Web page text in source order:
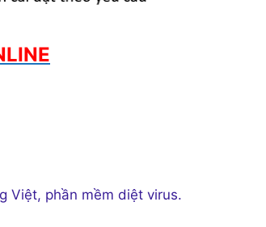
Việt, phần mềm diệt virus.